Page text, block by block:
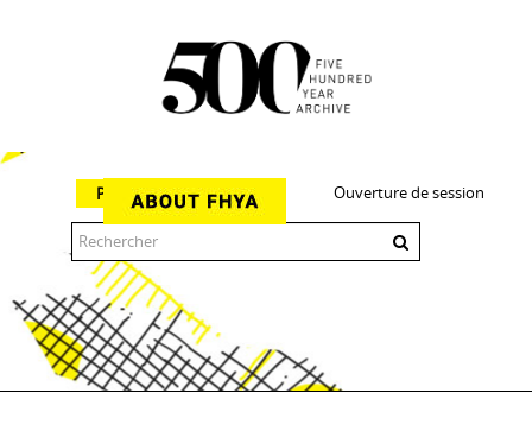
Ouverture de session
Parcourir